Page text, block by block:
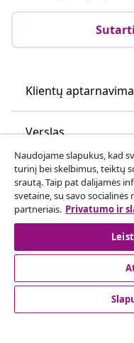
Klientų
Verslas
vidaXL
Atraskite daugiau
Naudojame slapukus, kad
turinį bei skelbimus, teiktų
srautą. Taip pat dalijamės
svetaine, su savo
partneriais. Privatumo ir